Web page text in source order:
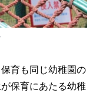
育も同じ幼稚園の
保育にあたる幼稚